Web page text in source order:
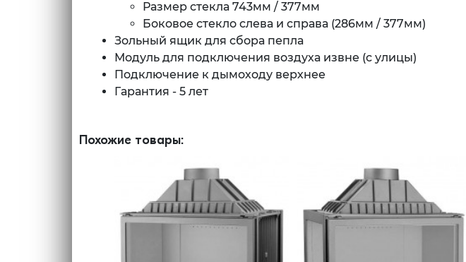
Размер стекла 743мм / 377мм
Боковое стекло слева и справа (286мм / 377мм)
Зольный ящик для сбора пепла
Модуль для подключения воздуха извне (с улицы)
Подключение к дымоходу верхнее
Гарантия - 5 лет
Похожие товары: